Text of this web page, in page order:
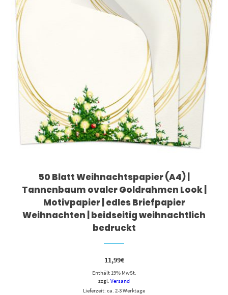
50 Blatt Weihnachtspapier (A4) |
Tannenbaum ovaler Goldrahmen Look |
Motivpapier | edles Briefpapier
Weihnachten | beidseitig weihnachtlich
bedruckt
11,99€
Enthält 19% MwSt.
zzgl. Versand
Lieferzeit: ca. 2-3 Werktage